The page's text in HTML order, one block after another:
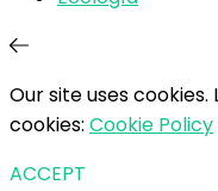
Our site uses
cookies: Cookie Policy
ACCEPT